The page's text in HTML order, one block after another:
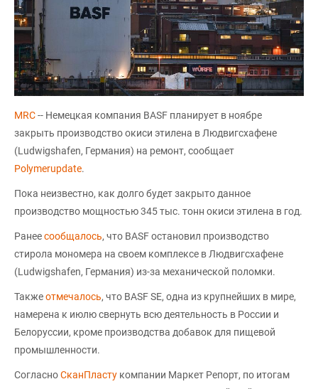
MRC-- Немецкая компания BASF планирует в ноябре
закрыть производство окиси этилена в Людвигсхафене
(Ludwigshafen, Германия) на ремонт, сообщает
Polymerupdate.
Пока неизвестно, как долго будет закрыто данное
производство мощностью 345 тыс. тонн окиси этилена в год.
Ранеесообщалось, что BASF остановил производство
стирола мономера на своем комплексе в Людвигсхафене
(Ludwigshafen, Германия) из-за механической поломки.
Такжеотмечалось, что BASF SE, одна из крупнейших в мире,
намерена к июлю свернуть всю деятельность в России и
Белоруссии, кроме производства добавок для пищевой
промышленности.
СогласноСканПласту компании Маркет Репорт, по итогам